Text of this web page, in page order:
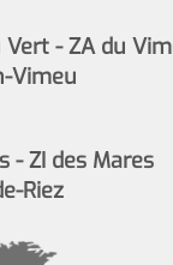
Vert - ZA du
Vimeu
- ZI des Mares
Riez